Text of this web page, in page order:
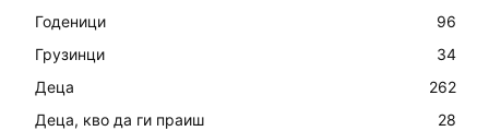
Годеници
96
Грузинци
34
Деца
262
Деца, кво да ги праиш
28